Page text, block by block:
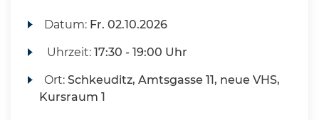
Datum: Fr. 02.10.2026
Uhrzeit:17:30 - 19:00 Uhr
Ort:Schkeuditz, Amtsgasse 11, neue VHS,
Kursraum 1